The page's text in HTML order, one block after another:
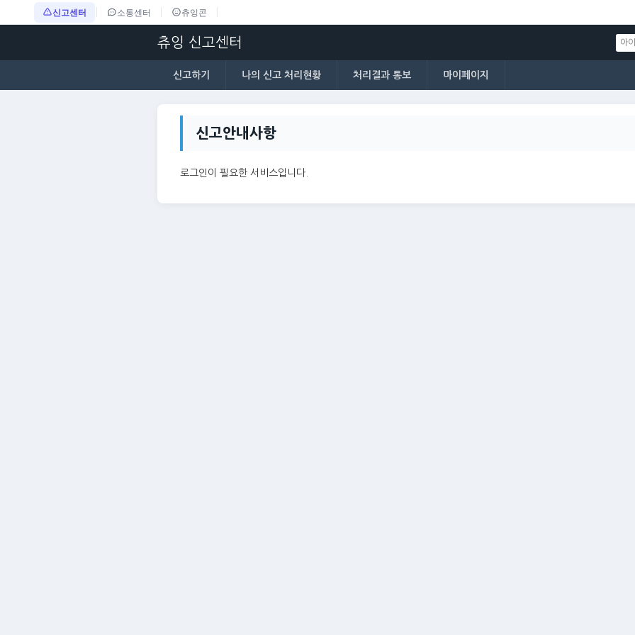
신고센터 소통센터 츄잉콘
츄잉 신고센터
신고하기 나의 신고 처리현황 처리결과 통보 마이페이지
신고안내사항
로그인이 필요한 서비스입니다.